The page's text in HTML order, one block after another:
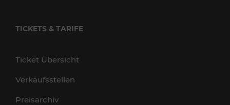
TICKETS & TARIFE
Ticket Übersicht
Verkaufsstellen
Preisarchiv